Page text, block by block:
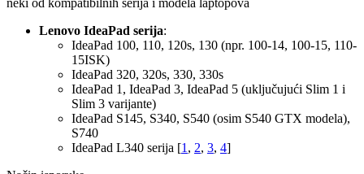
neki od kompatibilnih serija i modela laptopova
Lenovo IdeaPad serija:
IdeaPad 100, 110, 120s, 130 (npr. 100-14, 100-15, 110-
15ISK)
IdeaPad 320, 320s, 330, 330s
IdeaPad 1, IdeaPad 3, IdeaPad 5 (uključujući Slim 1 i
Slim 3 varijante)
IdeaPad S145, S340, S540 (osim S540 GTX modela),
S740
IdeaPad L340 serija [1 , 2, 3, 4]